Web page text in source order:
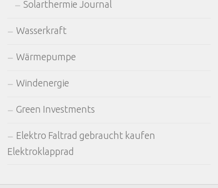
Solarthermie Journal
Wasserkraft
Wärmepumpe
Windenergie
Green Investments
Elektro Faltrad gebraucht kaufen
Elektroklapprad